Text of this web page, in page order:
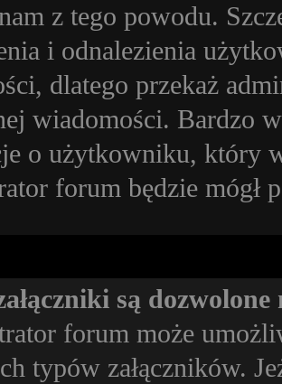
z tego powodu.
i odnalezienia
dlatego przekaż
wiadomości. Bardzo
o użytkowniku, który
forum będzie mógł
są
forum może
typów załączników.